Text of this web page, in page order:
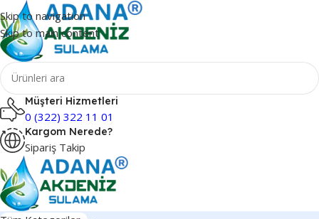
Skip to navigation
Skip to main content
Müşteri Hizmetleri
0 (322) 322 11 01
Kargom Nerede?
Sipariş Takip